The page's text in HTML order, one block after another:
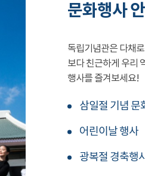
문화행사
독립기념관은 다채
보다 친근하게 우리
행사를 즐겨보세요!
삼일절 기념 문
어린이날 행사
광복절 경축행